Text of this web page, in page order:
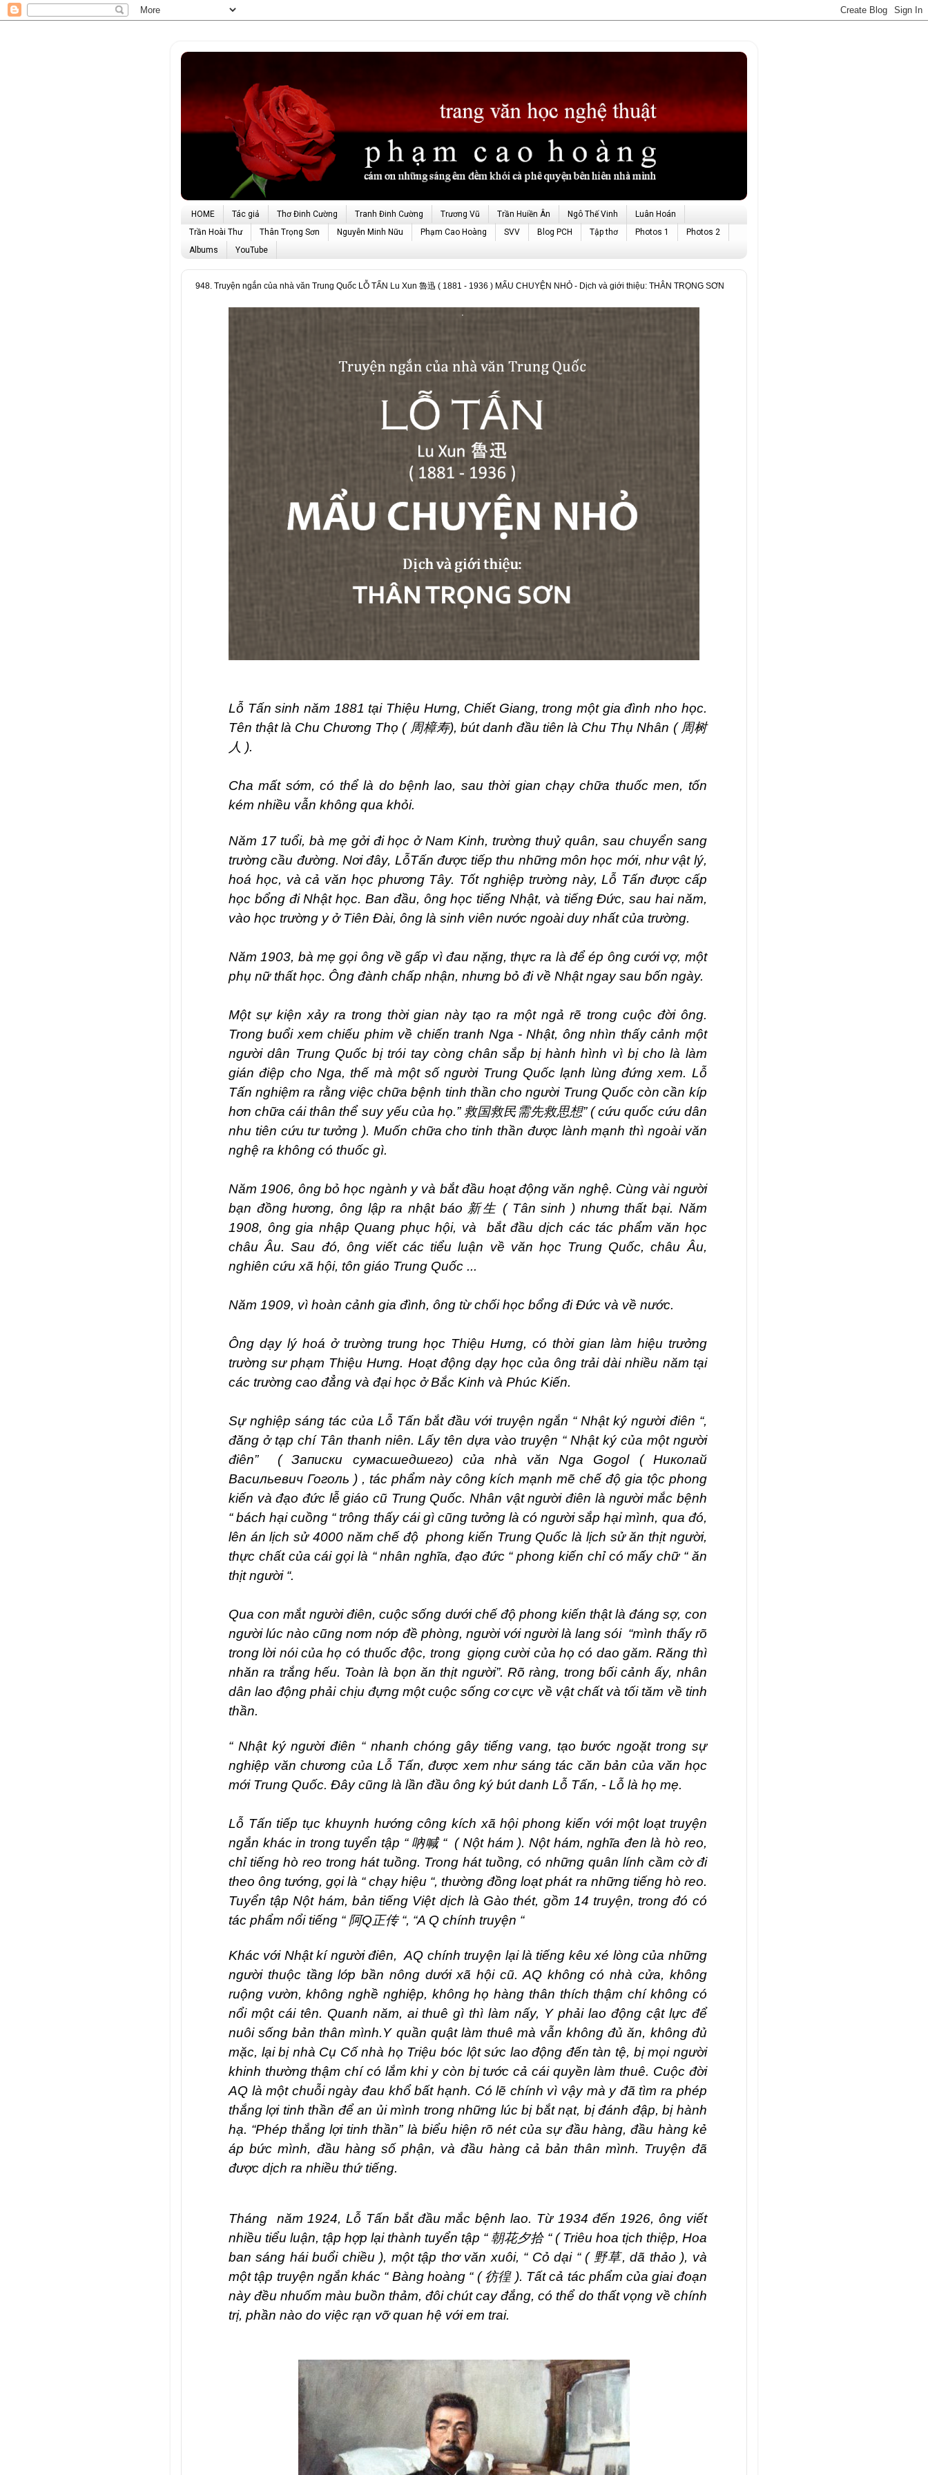
HOME Tác giả Thơ Đinh Cường Tranh Đinh Cường Trương Vũ Trần Huiền Ân Ngô Thế Vinh
Luân Hoán
Trần Hoài Thư
Thân Trọng Sơn Nguyễn Minh Nữu Phạm Cao Hoàng SVV Blog PCH Tập thơ Photos 1
Photos 2
Albums
YouTube
948. Truyện ngắn của nhà văn Trung Quốc LỖ TẤN Lu Xun 魯迅 ( 1881 - 1936 ) MẨU CHUYỆN NHỎ - Dịch và giới thiệu: THÂN TRỌNG SƠN
Lỗ Tấn sinh năm 1881 tại Thiệu Hưng, Chiết Giang, trong một gia đình nho học.
Tên thật là Chu Chương Thọ ( 周樟寿), bút danh đầu tiên là Chu Thụ Nhân ( 周树
人 ).
Cha mất sớm, có thể là do bệnh lao, sau thời gian chạy chữa thuốc men, tốn
kém nhiều vẫn không qua khỏi.
Năm 17 tuổi, bà mẹ gởi đi học ở Nam Kinh, trường thuỷ quân, sau chuyển sang
trường cầu đường. Nơi đây, LỗTấn được tiếp thu những môn học mới, như vật lý,
hoá học, và cả văn học phương Tây. Tốt nghiệp trường này, Lỗ Tấn được cấp
học bổng đi Nhật học. Ban đầu, ông học tiếng Nhật, và tiếng Đức, sau hai năm,
vào học trường y ở Tiên Đài, ông là sinh viên nước ngoài duy nhất của trường.
Năm 1903, bà mẹ gọi ông về gấp vì đau nặng, thực ra là để ép ông cưới vợ, một
phụ nữ thất học. Ông đành chấp nhận, nhưng bỏ đi về Nhật ngay sau bốn ngày.
Một sự kiện xảy ra trong thời gian này tạo ra một ngả rẽ trong cuộc đời ông.
Trong buổi xem chiếu phim về chiến tranh Nga - Nhật, ông nhìn thấy cảnh một
người dân Trung Quốc bị trói tay còng chân sắp bị hành hình vì bị cho là làm
gián điệp cho Nga, thế mà một số người Trung Quốc lạnh lùng đứng xem. Lỗ
Tấn nghiệm ra rằng việc chữa bệnh tinh thần cho người Trung Quốc còn cần kíp
hơn chữa cái thân thể suy yếu của họ.”救国救民需先救思想” ( cứu quốc cứu dân
nhu tiên cứu tư tưởng ). Muốn chữa cho tinh thần được lành mạnh thì ngoài văn
nghệ ra không có thuốc gì.
Năm 1906, ông bỏ học ngành y và bắt đầu hoạt động văn nghệ. Cùng vài người
bạn đồng hương, ông lập ra nhật báo 新生 ( Tân sinh ) nhưng thất bại. Năm
1908, ông gia nhập Quang phục hội, và bắt đầu dịch các tác phẩm văn học
châu Âu. Sau đó, ông viết các tiểu luận về văn học Trung Quốc, châu Âu,
nghiên cứu xã hội, tôn giáo Trung Quốc ...
Năm 1909, vì hoàn cảnh gia đình, ông từ chối học bổng đi Đức và về nước.
Ông dạy lý hoá ở trường trung học Thiệu Hưng, có thời gian làm hiệu trưởng
trường sư phạm Thiệu Hưng. Hoạt động dạy học của ông trải dài nhiều năm tại
các trường cao đẳng và đại học ở Bắc Kinh và Phúc Kiến.
Sự nghiệp sáng tác của Lỗ Tấn bắt đầu với truyện ngắn “ Nhật ký người điên “,
đăng ở tạp chí Tân thanh niên. Lấy tên dựa vào truyện “ Nhật ký của một người
điên” ( Записки сумасшедшего) của nhà văn Nga Gogol ( Николай
Васильевич Гоголь ) , tác phẩm này công kích mạnh mẽ chế độ gia tộc phong
kiến và đạo đức lễ giáo cũ Trung Quốc. Nhân vật người điên là người mắc bệnh
“ bách hại cuồng “ trông thấy cái gì cũng tưởng là có người sắp hại mình, qua đó,
lên án lịch sử 4000 năm chế độ phong kiến Trung Quốc là lịch sử ăn thịt người,
thực chất của cái gọi là “ nhân nghĩa, đạo đức “ phong kiến chỉ có mấy chữ “ ăn
thịt người “.
Qua con mắt người điên, cuộc sống dưới chế độ phong kiến thật là đáng sợ, con
người lúc nào cũng nơm nớp đề phòng, người với người là lang sói “mình thấy rõ
trong lời nói của họ có thuốc độc, trong giọng cười của họ có dao găm. Răng thì
nhăn ra trắng hếu. Toàn là bọn ăn thịt người”. Rõ ràng, trong bối cảnh ấy, nhân
dân lao động phải chịu đựng một cuộc sống cơ cực về vật chất và tối tăm về tinh
thần.
“ Nhật ký người điên “ nhanh chóng gây tiếng vang, tạo bước ngoặt trong sự
nghiệp văn chương của Lỗ Tấn, được xem như sáng tác căn bản của văn học
mới Trung Quốc. Đây cũng là lần đầu ông ký bút danh Lỗ Tấn, - Lỗ là họ mẹ.
Lỗ Tấn tiếp tục khuynh hướng công kích xã hội phong kiến với một loạt truyện
ngắn khác in trong tuyển tập “ 吶喊“ ( Nột hám ). Nột hám, nghĩa đen là hò reo,
chỉ tiếng hò reo trong hát tuồng. Trong hát tuồng, có những quân lính cầm cờ đi
theo ông tướng, gọi là “ chạy hiệu “, thường đồng loạt phát ra những tiếng hò reo.
Tuyển tập Nột hám, bản tiếng Việt dịch là Gào thét, gồm 14 truyện, trong đó có
tác phẩm nổi tiếng “ 阿Q正传“, “A Q chính truyện “
Khác với Nhật kí người điên, AQ chính truyện lại là tiếng kêu xé lòng của những
người thuộc tầng lớp bần nông dưới xã hội cũ. AQ không có nhà cửa, không
ruộng vườn, không nghề nghiệp, không họ hàng thân thích thậm chí không có
nổi một cái tên. Quanh năm, ai thuê gì thì làm nấy, Y phải lao động cật lực để
nuôi sống bản thân mình.Y quần quật làm thuê mà vẫn không đủ ăn, không đủ
mặc, lại bị nhà Cụ Cố nhà họ Triệu bóc lột sức lao động đến tàn tệ, bị mọi người
khinh thường thậm chí có lắm khi y còn bị tước cả cái quyền làm thuê. Cuộc đời
AQ là một chuỗi ngày đau khổ bất hạnh. Có lẽ chính vì vậy mà y đã tìm ra phép
thắng lợi tinh thần để an ủi mình trong những lúc bị bắt nạt, bị đánh đập, bị hành
hạ. “Phép thắng lợi tinh thần” là biểu hiện rõ nét của sự đầu hàng, đầu hàng kẻ
áp bức mình, đầu hàng số phận, và đầu hàng cả bản thân mình. Truyện đã
được dịch ra nhiều thứ tiếng.
Tháng năm 1924, Lỗ Tấn bắt đầu mắc bệnh lao. Từ 1934 đến 1926, ông viết
nhiều tiểu luận, tập hợp lại thành tuyển tập “朝花夕拾“ ( Triêu hoa tịch thiệp, Hoa
ban sáng hái buổi chiều ), một tập thơ văn xuôi, “ Cỏ dại “ ( 野草, dã thảo ), và
một tập truyện ngắn khác “ Bàng hoàng “ (彷徨). Tất cả tác phẩm của giai đoạn
này đều nhuốm màu buồn thảm, đôi chút cay đắng, có thể do thất vọng về chính
trị, phần nào do việc rạn vỡ quan hệ với em trai.